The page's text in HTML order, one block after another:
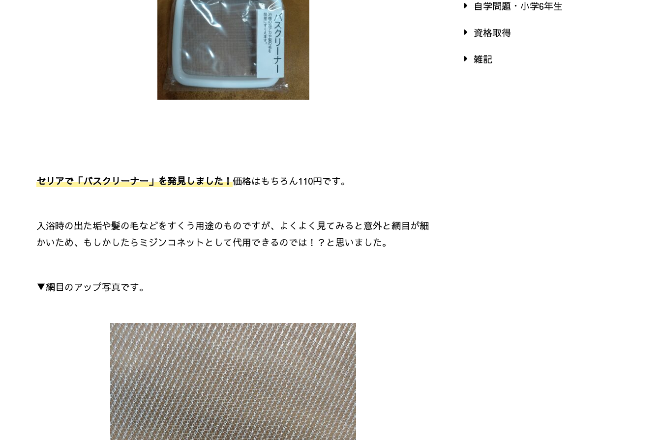
セリアで「バスクリーナー」を発見しました！価格はもちろん110円です。
入浴時の出た垢や髪の毛などをすくう用途のものですが、よくよく見てみると意外と網目が細
かいため、もしかしたらミジンコネットとして代用できるのでは！？と思いました。
▼網目のアップ写真です。
自学問題・小学6年生
資格取得
雑記